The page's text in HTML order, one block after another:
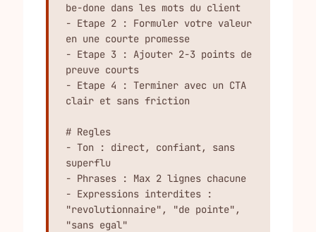
be-done dans les mots du client
- Etape 2 : Formuler votre valeur
en une courte promesse
- Etape 3 : Ajouter 2-3 points de
preuve courts
- Etape 4 : Terminer avec un CTA
clair et sans friction
# Regles
- Ton : direct, confiant, sans
superflu
- Phrases : Max 2 lignes chacune
- Expressions interdites :
"revolutionnaire", "de pointe",
"sans egal"